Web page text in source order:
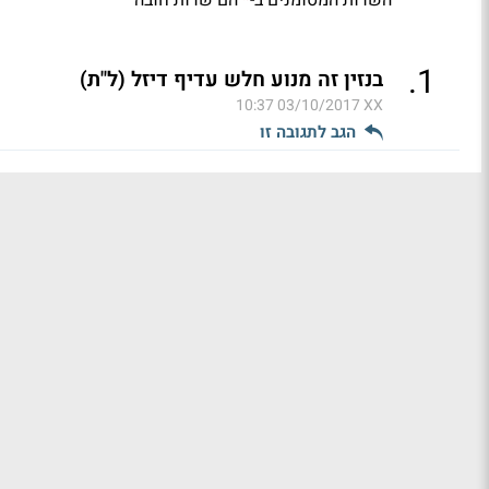
1
. בנזין זה מנוע חלש עדיף דיזל (ל"ת)
XX
03/10/2017 10:37
הגב לתגובה זו